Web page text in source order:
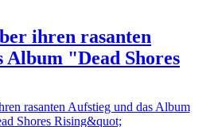
ihren rasanten
Album "Dead Shores